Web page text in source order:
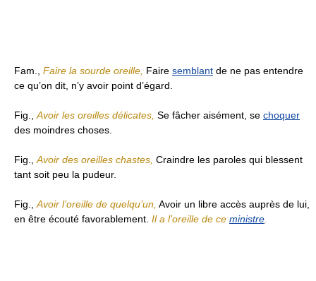
Fam., Faire la sourde oreille, Faire semblant de ne pas entendre
ce qu’on dit, n’y avoir point d’égard.
Fig., Avoir les oreilles délicates, Se fâcher aisément, se choquer
des moindres choses.
Fig., Avoir des oreilles chastes, Craindre les paroles qui blessent
tant soit peu la pudeur.
Fig., Avoir l’oreille de quelqu’un, Avoir un libre accès auprès de lui,
en être écouté favorablement. Il a l’oreille de ce ministre